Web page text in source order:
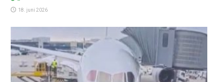
18. juni 2026